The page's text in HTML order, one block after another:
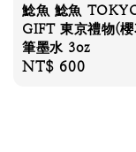
鯰魚 鯰魚
GIFT 東京禮物(
筆墨水 3oz
Regular
NT$ 600